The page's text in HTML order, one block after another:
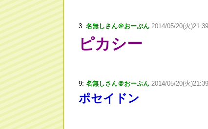
3: 名無しさん＠おーぷん 2014/05/20(火
ピカシー
9: 名無しさん＠おーぷん 2014/05/20(火
ポセイドン